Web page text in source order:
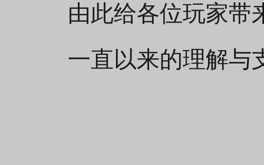
由此给各位玩家带
一直以来的理解与